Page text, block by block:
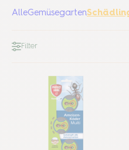
AlleGemüsegarten
Filter